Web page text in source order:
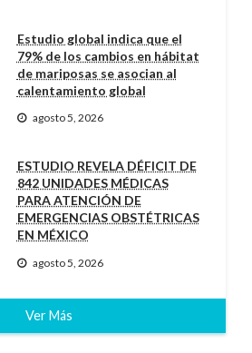
Estudio global indica que el
79% de los cambios en hábitat
de mariposas se asocian al
calentamiento global
agosto 5, 2026
ESTUDIO REVELA DÉFICIT DE
842 UNIDADES MÉDICAS
PARA ATENCIÓN DE
EMERGENCIAS OBSTÉTRICAS
EN MÉXICO
agosto 5, 2026
Ver Más